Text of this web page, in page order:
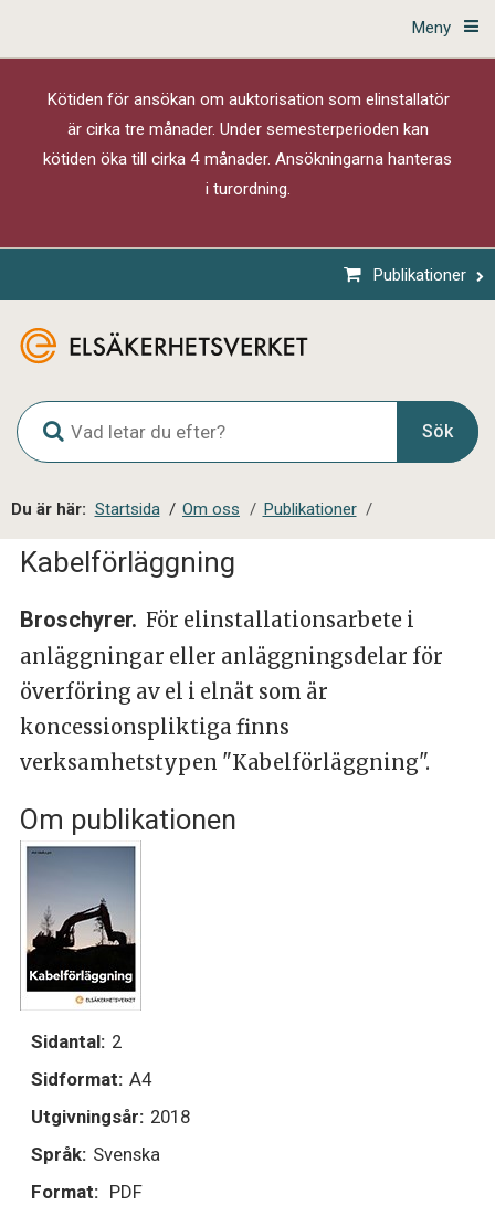
Meny
Kötiden för ansökan om auktorisation som elinstallatör
är cirka tre månader. Under semesterperioden kan
kötiden öka till cirka 4 månader. Ansökningarna hanteras
i turordning.
Publikationer
G
l
o
a
l
s
t
e
s
ö
k
Sök
Du är här: Startsida / Om oss / Publikationer /
Kabelförläggning
Broschyrer. För elinstallationsarbete i
anläggningar eller anläggningsdelar för
överföring av el i elnät som är
koncessionspliktiga finns
verksamhetstypen "Kabelförläggning".
Om publikationen
Sidantal: 2
Sidformat: A4
Utgivningsår: 2018
Språk: Svenska
Format: PDF